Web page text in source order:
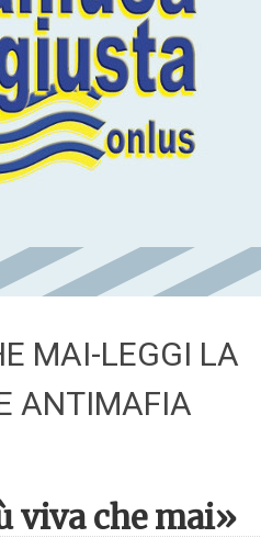
MAI-LEGGI LA
ANTIMAFIA
viva che mai»